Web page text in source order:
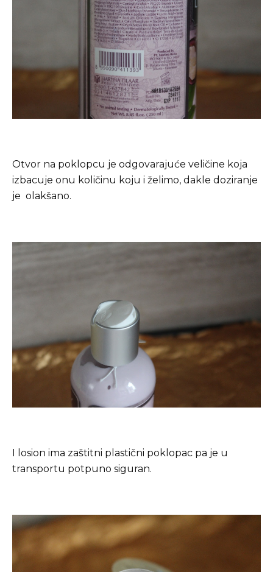
Otvor na poklopcu je odgovarajuće veličine koja
izbacuje onu količinu koju i želimo, dakle doziranje
je olakšano.
I losion ima zaštitni plastični poklopac pa je u
transportu potpuno siguran.